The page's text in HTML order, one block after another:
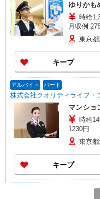
ゆりかも
時給
月収例
日＋増務
当）
東京
キープ
アルバイト パート
株式会社クオリティライフ
マンショ
時給
1230円
東京
キープ